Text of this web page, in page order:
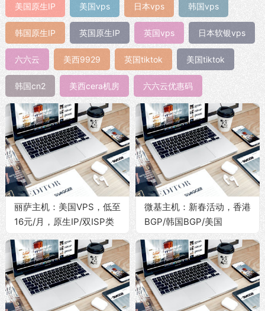
美国原生IP 美国vps 日本vps 韩国vps
韩国原生IP 英国原生IP 英国vps 日本软银vps
六六云 美西9929 英国tiktok 美国tiktok
韩国cn2 美西cera机房 六六云优惠码
丽萨主机：美国VPS，低至
16元/月，原生IP/双ISP类
信CN2，支持Tiktok运营、
解锁ChatGpt/NetFlix等美
区内容
微基主机：新春活动，香港
BGP/韩国BGP/美国
均33元